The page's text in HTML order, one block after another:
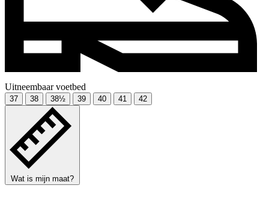
Uitneembaar voetbed
37 38 38½ 39 40 41 42
Wat is mijn maat?